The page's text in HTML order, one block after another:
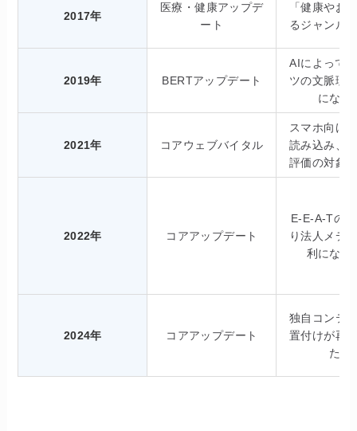
2017年
医療・健康アップデ
ート
「健康やお
るジャンル
2019年 BERTアップデート
AIによって
ツの文脈理
になっ
2021年 コアウェブバイタル
スマホ向け
読み込み、
評価の対象
2022年 コアアップデート
E-E-A-Tの
り法人メデ
利になっ
2024年 コアアップデート
独自コンテ
置付けが再
た。